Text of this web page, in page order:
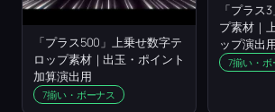
「プラス500」上乗せ数字テ
ロップ素材｜出玉・ポイント
加算演出用
7揃い・ボーナス
「プラス
プ素材｜
ップ演出
7揃い・ボ